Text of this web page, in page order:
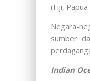
(Fiji,
Negara-
sumber
Indian